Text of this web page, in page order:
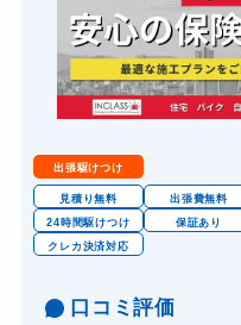
金庫カギ開け
金庫カギ交換
ロッカーカギ開け
ドアノブカギ開け
ドアノブカギ作成
ドアノブカギ交換
出張駆けつけ
見積り無料 出張費無料
24時間駆けつけ
保証あり
クレカ決済対応
口コミ評価